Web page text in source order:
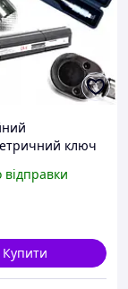
ключ
з набором
19 21 мм
і кейс для
відправки
Купити